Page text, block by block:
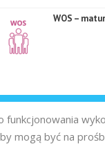
WOS –
funkcjonowania
mogą być na